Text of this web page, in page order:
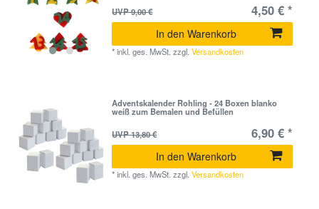
UVP 9,00 €
4,50 € *
In den Warenkorb
*inkl. ges. MwSt. zzgl.Versandkosten
Adventskalender Rohling - 24 Boxen blanko
weiß zum Bemalen und Befüllen
UVP 13,80 €
6,90 € *
In den Warenkorb
*inkl. ges. MwSt. zzgl.Versandkosten